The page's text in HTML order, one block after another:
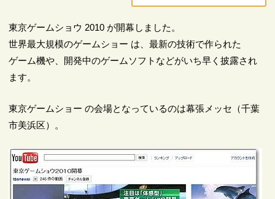
東京ゲームショウ 2010 が開幕しました。
世界最大規模のゲームショー は、最新の技術で作られた
ゲーム機や、開発中のゲームソフトなどがいち早く披露され
ます。
東京ゲームショー の会場となっているのは幕張メッセ（千葉
市美浜区）。